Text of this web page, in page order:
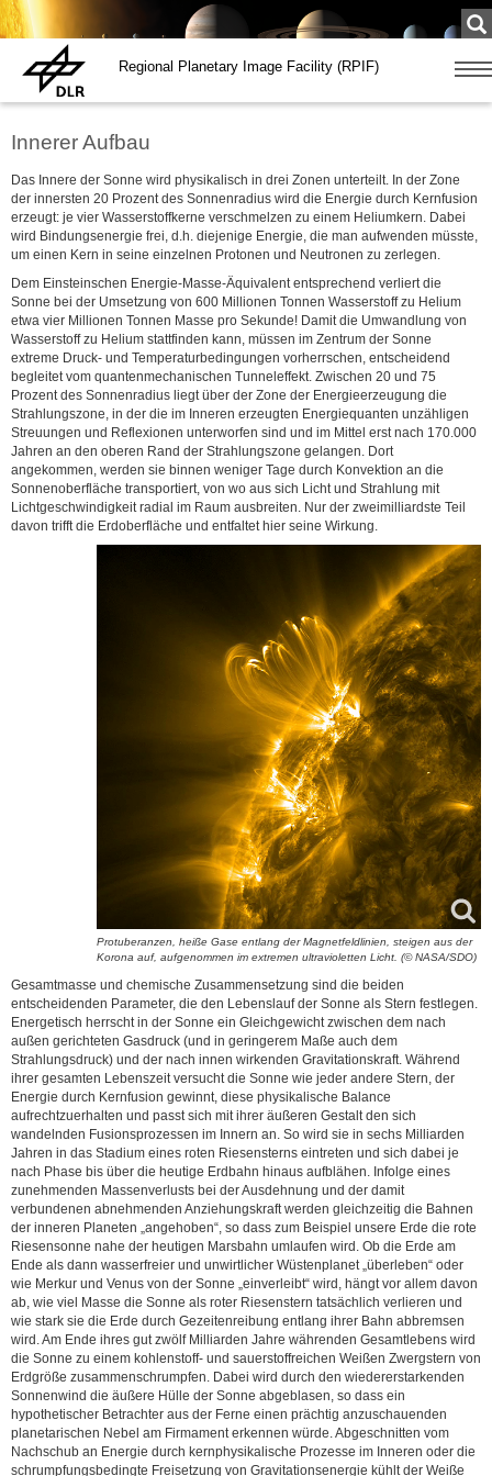
Regional Planetary Image Facility (RPIF)
Zeige
Innerer Aufbau
Das Innere der Sonne wird physikalisch in drei Zonen unterteilt. In der Zone
der innersten 20 Prozent des Sonnenradius wird die Energie durch Kernfusion
erzeugt: je vier Wasserstoffkerne verschmelzen zu einem Heliumkern. Dabei
wird Bindungsenergie frei, d.h. diejenige Energie, die man aufwenden müsste,
um einen Kern in seine einzelnen Protonen und Neutronen zu zerlegen.
Dem Einsteinschen Energie-Masse-Äquivalent entsprechend verliert die
Sonne bei der Umsetzung von 600 Millionen Tonnen Wasserstoff zu Helium
etwa vier Millionen Tonnen Masse pro Sekunde! Damit die Umwandlung von
Wasserstoff zu Helium stattfinden kann, müssen im Zentrum der Sonne
extreme Druck- und Temperaturbedingungen vorherrschen, entscheidend
begleitet vom quantenmechanischen Tunneleffekt. Zwischen 20 und 75
Prozent des Sonnenradius liegt über der Zone der Energieerzeugung die
Strahlungszone, in der die im Inneren erzeugten Energiequanten unzähligen
Streuungen und Reflexionen unterworfen sind und im Mittel erst nach 170.000
Jahren an den oberen Rand der Strahlungszone gelangen. Dort
angekommen, werden sie binnen weniger Tage durch Konvektion an die
Sonnenoberfläche transportiert, von wo aus sich Licht und Strahlung mit
Lichtgeschwindigkeit radial im Raum ausbreiten. Nur der zweimilliardste Teil
davon trifft die Erdoberfläche und entfaltet hier seine Wirkung.
Protuberanzen, heiße Gase entlang der Magnetfeldlinien, steigen aus der
Korona auf, aufgenommen im extremen ultravioletten Licht. (© NASA/SDO)
Gesamtmasse und chemische Zusammensetzung sind die beiden
entscheidenden Parameter, die den Lebenslauf der Sonne als Stern festlegen.
Energetisch herrscht in der Sonne ein Gleichgewicht zwischen dem nach
außen gerichteten Gasdruck (und in geringerem Maße auch dem
Strahlungsdruck) und der nach innen wirkenden Gravitationskraft. Während
ihrer gesamten Lebenszeit versucht die Sonne wie jeder andere Stern, der
Energie durch Kernfusion gewinnt, diese physikalische Balance
aufrechtzuerhalten und passt sich mit ihrer äußeren Gestalt den sich
wandelnden Fusionsprozessen im Innern an. So wird sie in sechs Milliarden
Jahren in das Stadium eines roten Riesensterns eintreten und sich dabei je
nach Phase bis über die heutige Erdbahn hinaus aufblähen. Infolge eines
zunehmenden Massenverlusts bei der Ausdehnung und der damit
verbundenen abnehmenden Anziehungskraft werden gleichzeitig die Bahnen
der inneren Planeten „angehoben“, so dass zum Beispiel unsere Erde die rote
Riesensonne nahe der heutigen Marsbahn umlaufen wird. Ob die Erde am
Ende als dann wasserfreier und unwirtlicher Wüstenplanet „überleben“ oder
wie Merkur und Venus von der Sonne „einverleibt“ wird, hängt vor allem davon
ab, wie viel Masse die Sonne als roter Riesenstern tatsächlich verlieren und
wie stark sie die Erde durch Gezeitenreibung entlang ihrer Bahn abbremsen
wird. Am Ende ihres gut zwölf Milliarden Jahre währenden Gesamtlebens wird
die Sonne zu einem kohlenstoff- und sauerstoffreichen Weißen Zwergstern von
Erdgröße zusammenschrumpfen. Dabei wird durch den wiedererstarkenden
Sonnenwind die äußere Hülle der Sonne abgeblasen, so dass ein
hypothetischer Betrachter aus der Ferne einen prächtig anzuschauenden
planetarischen Nebel am Firmament erkennen würde. Abgeschnitten vom
Nachschub an Energie durch kernphysikalische Prozesse im Inneren oder die
schrumpfungsbedingte Freisetzung von Gravitationsenergie kühlt der Weiße